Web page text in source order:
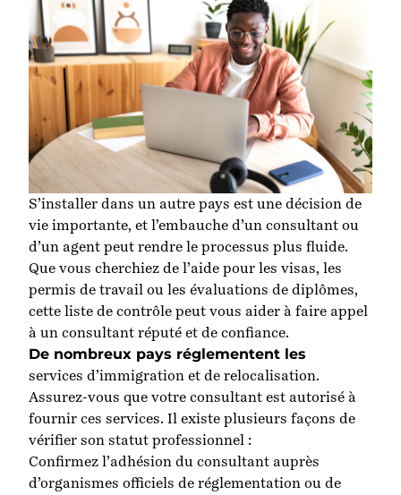
S’installer dans un autre pays est une décision de
vie importante, et l’embauche d’un consultant ou
d’un agent peut rendre le processus plus fluide.
Que vous cherchiez de l’aide pour les visas, les
permis de travail ou les évaluations de diplômes,
cette liste de contrôle peut vous aider à faire appel
à un consultant réputé et de confiance.
De nombreux pays réglementent les
services d’immigration et de relocalisation.
Assurez-vous que votre consultant est autorisé à
fournir ces services. Il existe plusieurs façons de
vérifier son statut professionnel :
Confirmez l’adhésion du consultant auprès
d’organismes officiels de réglementation ou de